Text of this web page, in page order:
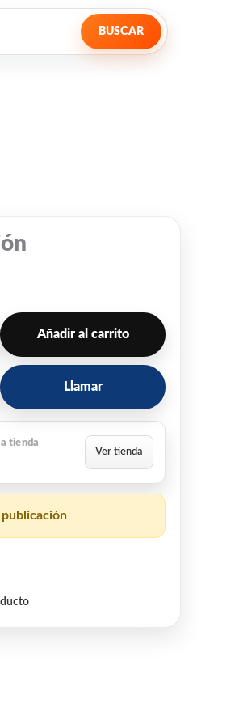
BUSCAR
Añadir al carrito
Llamar